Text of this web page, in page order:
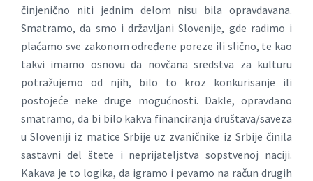
činjenično niti jednim delom nisu bila opravdavana.
Smatramo, da smo i državljani Slovenije, gde radimo i
plaćamo sve zakonom određene poreze ili slično, te kao
takvi imamo osnovu da novčana sredstva za kulturu
potražujemo od njih, bilo to kroz konkurisanje ili
postojeće neke druge mogućnosti. Dakle, opravdano
smatramo, da bi bilo kakva financiranja društava/saveza
u Sloveniji iz matice Srbije uz zvaničnike iz Srbije činila
sastavni del štete i neprijateljstva sopstvenoj naciji.
Kakava je to logika, da igramo i pevamo na račun drugih